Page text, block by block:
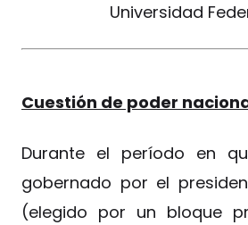
Universidad
Cuestión de poder
Durante el período en
gobernado por el
(elegido por un bloque